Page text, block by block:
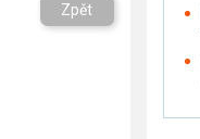
Zpět